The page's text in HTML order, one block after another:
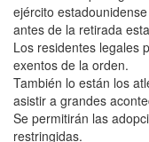
ejército
antes de la retirada
Los residentes legales
exentos de la orden.
También lo están los
asistir a grandes
Se permitirán las
restringidas.